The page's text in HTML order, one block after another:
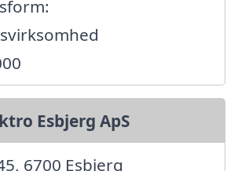
Esbjerg ApS
6700 Esbjerg